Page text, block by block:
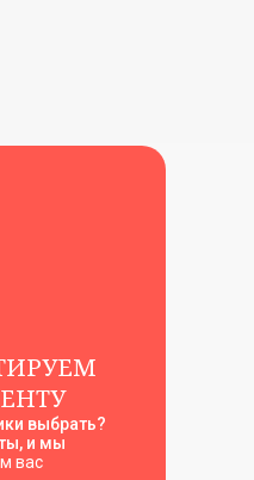
выбрать?
и мы
вас